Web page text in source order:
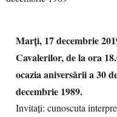
Marți, 17 decembrie
Cavalerilor, de la ora
ocazia aniversării a 30
decembrie 1989.
Invitați: cunoscuta